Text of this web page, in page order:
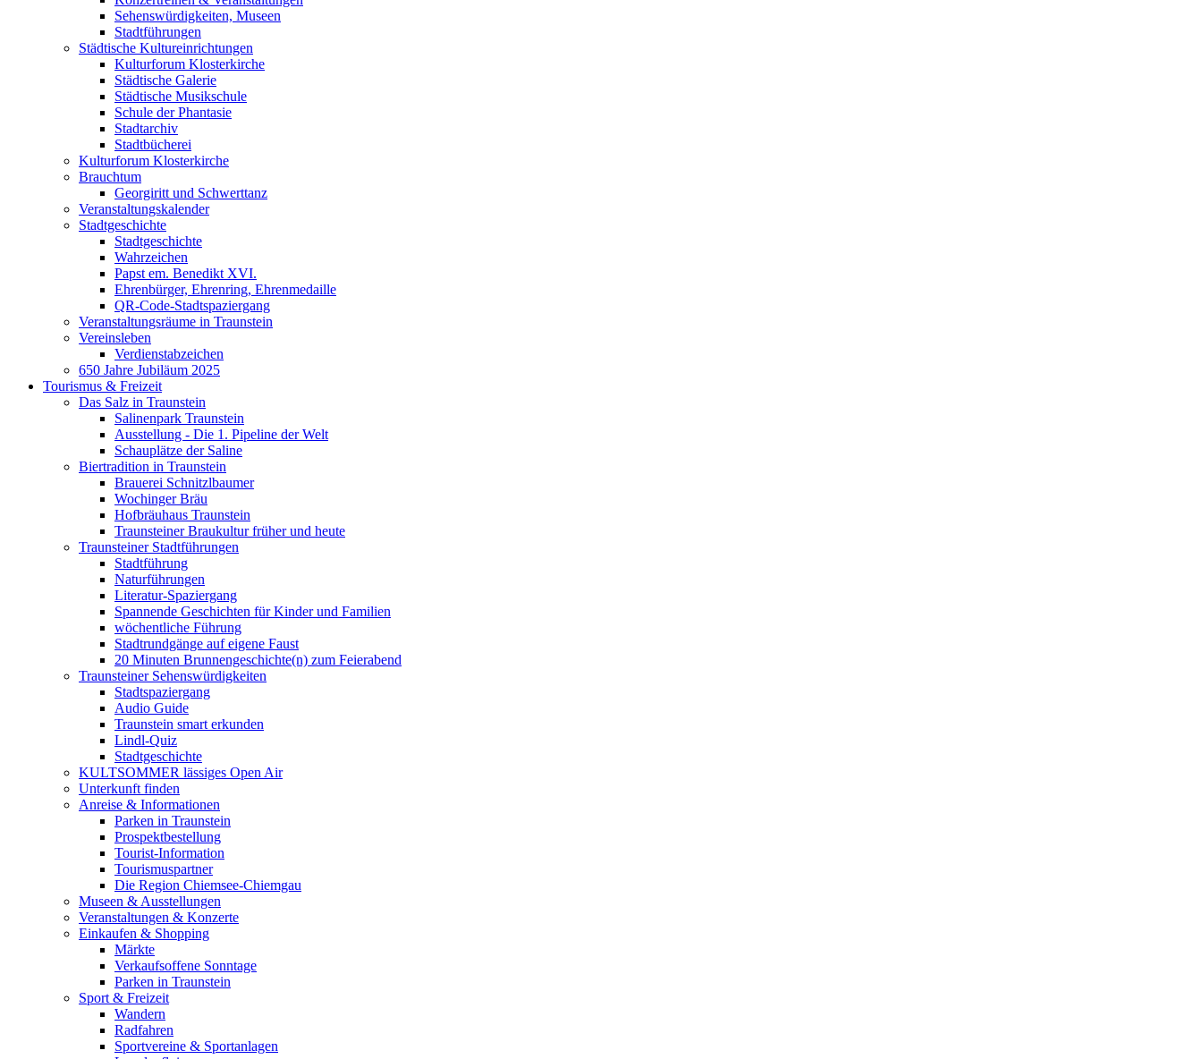
Sehenswürdigkeiten, Museen
Stadtführungen
Städtische Kultureinrichtungen
Kulturforum Klosterkirche
Städtische Galerie
Städtische Musikschule
Schule der Phantasie
Stadtarchiv
Stadtbücherei
Kulturforum Klosterkirche
Brauchtum
Georgiritt und Schwerttanz
Veranstaltungskalender
Stadtgeschichte
Stadtgeschichte
Wahrzeichen
Papst em. Benedikt XVI.
Ehrenbürger, Ehrenring, Ehrenmedaille
QR-Code-Stadtspaziergang
Veranstaltungsräume in Traunstein
Vereinsleben
Verdienstabzeichen
650 Jahre Jubiläum 2025
Tourismus & Freizeit
Das Salz in Traunstein
Salinenpark Traunstein
Ausstellung - Die 1. Pipeline der Welt
Schauplätze der Saline
Biertradition in Traunstein
Brauerei Schnitzlbaumer
Wochinger Bräu
Hofbräuhaus Traunstein
Traunsteiner Braukultur früher und heute
Traunsteiner Stadtführungen
Stadtführung
Naturführungen
Literatur-Spaziergang
Spannende Geschichten für Kinder und Familien
wöchentliche Führung
Stadtrundgänge auf eigene Faust
20 Minuten Brunnengeschichte(n) zum Feierabend
Traunsteiner Sehenswürdigkeiten
Stadtspaziergang
Audio Guide
Traunstein smart erkunden
Lindl-Quiz
Stadtgeschichte
KULTSOMMER lässiges Open Air
Unterkunft finden
Anreise & Informationen
Parken in Traunstein
Prospektbestellung
Tourist-Information
Tourismuspartner
Die Region Chiemsee-Chiemgau
Museen & Ausstellungen
Veranstaltungen & Konzerte
Einkaufen & Shopping
Märkte
Verkaufsoffene Sonntage
Parken in Traunstein
Sport & Freizeit
Wandern
Radfahren
Sportvereine & Sportanlagen